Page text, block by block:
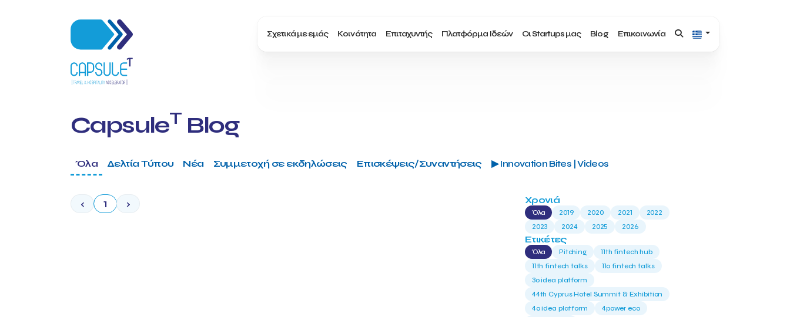
Σχετικά με εμάς Κοινότητα Επιταχυντής Πλατφόρμα Ιδεών Οι Startups μας Blog Επικοινωνία
CapsuleT Blog
Όλα Δελτία Τύπου Νέα Συμμετοχή σε εκδηλώσεις Επισκέψεις/Συναντήσεις ▶ Innovation Bites | Videos
‹ 1 › Χρονιά
Όλα 2019 2020 2021
2022
2023
2024 2025 2026
Ετικέτες
Όλα Pitching
11th fintech hub
11th fintech talks
11ο fintech talks
3o idea platform
44th Cyprus Hotel Summit & Exhibition
4o idea platform
4power eco